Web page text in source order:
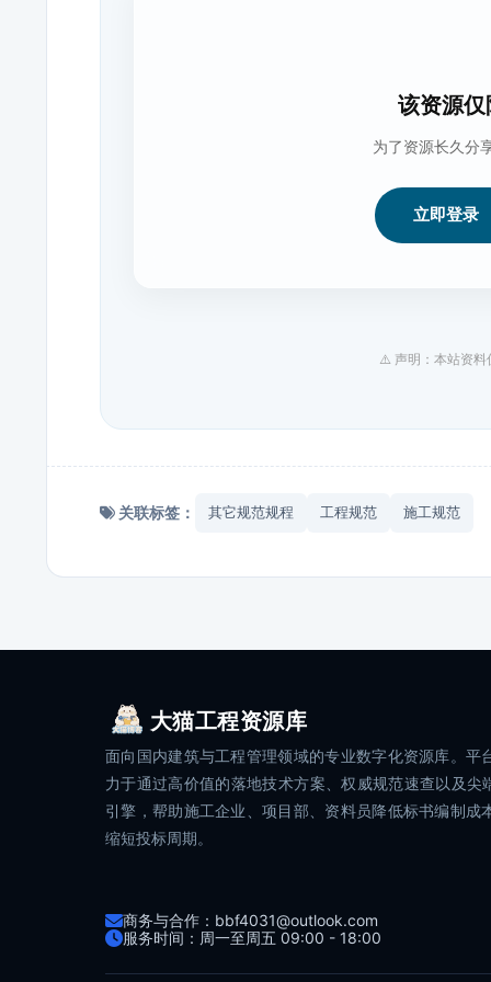
该资源
为了资源长久分
立即登录
⚠️ 声明：本站资料
关联标签： 其它规范规程 工程规范 施工规范
大猫工程资源库
面向国内建筑与工程管理领域的专业数字化资源库。平
力于通过高价值的落地技术方案、权威规范速查以及尖
引擎，帮助施工企业、项目部、资料员降低标书编制成
缩短投标周期。
商务与合作：bbf4031@outlook.com
服务时间：周一至周五 09:00 - 18:00